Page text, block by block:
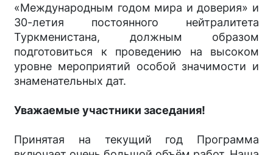
«Международным годом мира и доверия» и
30-летия постоянного нейтралитета
Туркменистана, должным образом
подготовиться к проведению на высоком
уровне мероприятий особой значимости и
знаменательных дат.
Уважаемые участники заседания!
Принятая на текущий год Программа